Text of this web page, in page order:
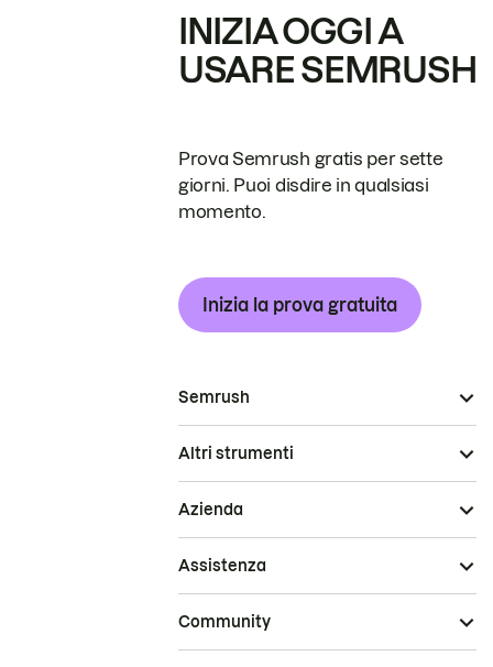
INIZIA OGGI A
USARE SEMRUSH
Prova Semrush gratis per sette
giorni. Puoi disdire in qualsiasi
momento.
Inizia la prova gratuita
Semrush
Altri strumenti
Azienda
Assistenza
Community